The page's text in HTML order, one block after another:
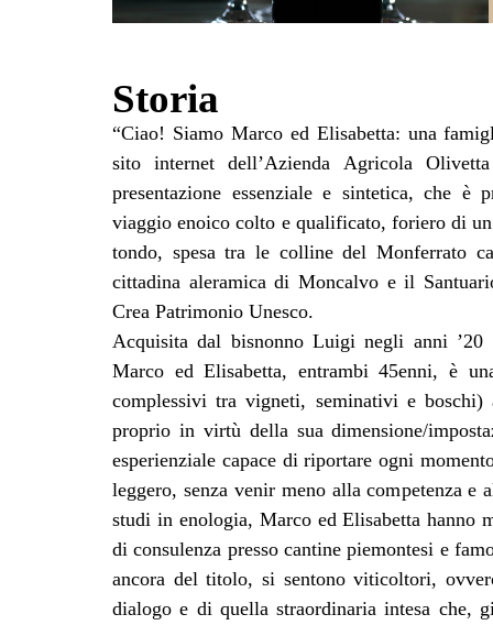
Storia
“Ciao! Siamo Marco ed Elisabetta: una
sito internet dell’Azienda Agricola
presentazione essenziale e sintetica, che è
viaggio enoico colto e qualificato, foriero di
tondo, spesa tra le colline del Monferrato
cittadina aleramica di Moncalvo e il
Crea Patrimonio Unesco.
Acquisita dal bisnonno Luigi negli anni ’20
Marco ed Elisabetta, entrambi 45enni, è
complessivi tra vigneti, seminativi e boschi)
proprio in virtù della sua dimensione/
esperienziale capace di riportare ogni
leggero, senza venir meno alla competenza e
studi in enologia, Marco ed Elisabetta hanno
di consulenza presso cantine piemontesi e
ancora del titolo, si sentono viticoltori,
dialogo e di quella straordinaria intesa che,